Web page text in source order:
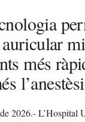
més
2026.- L’Hospital